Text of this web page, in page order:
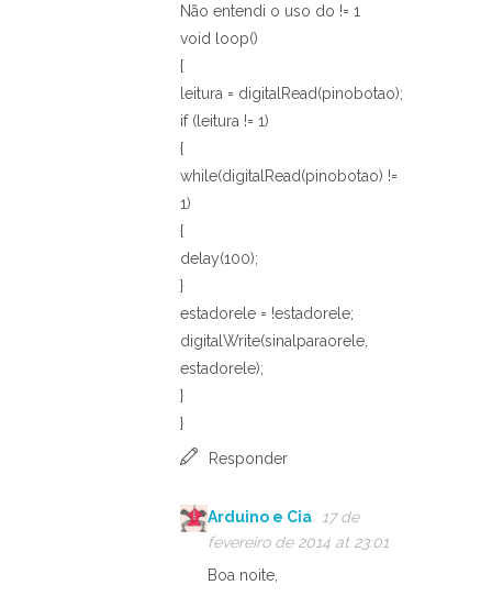
Não entendi o uso do != 1
void loop()
{
leitura = digitalRead(pinobotao);
if (leitura != 1)
{
while(digitalRead(pinobotao) !=
1)
{
delay(100);
}
estadorele = !estadorele;
digitalWrite(sinalparaorele,
estadorele);
}
}
Responder
Arduino e Cia
17 de
fevereiro de 2014 at 23:01
Boa noite,